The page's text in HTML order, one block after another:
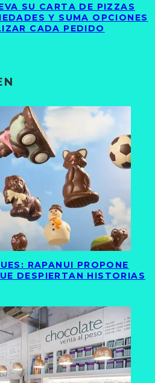
SU CARTA DE PIZZAS
Y SUMA OPCIONES
CADA PEDIDO
RAPANUI PROPONE
DESPIERTAN HISTORIAS